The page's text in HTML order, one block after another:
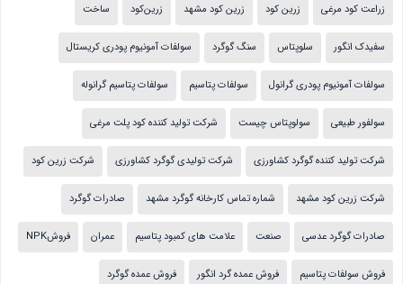
زراعت کود مرغی زرین کود زرین کود مشهد زرین‌کود ساخت
سفیدک انگور سلوپتاس سنگ گوگرد سولفات آمونیوم پودری کریستال
سولفات آمونیوم پودری گرانول سولفات پتاسیم سولفات پتاسیم گرانوله
سولفور طبیعی سولوپتاس چیست شرکت تولید کننده کود پلت مرغی
شرکت تولید کننده گوگرد کشاورزی شرکت تولیدی گوگرد کشاورزی شرکت زرین کود
شرکت زرین کود مشهد شماره تماس کارخانه گوگرد مشهد صادرات گوگرد
صادرات گوگرد عدسی صنعت علامت های کمبود پتاسیم عمران فروشNPK
فروش سولفات پتاسیم فروش عمده گرد انگور فروش عمده گوگرد